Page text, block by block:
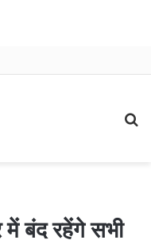
बंद रहेंगे सभी